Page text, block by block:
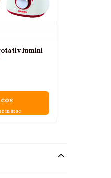
lumini
in stoc